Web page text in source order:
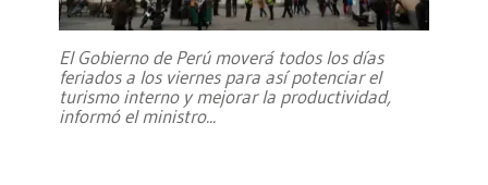
El Gobierno de Perú moverá todos los días
feriados a los viernes para así potenciar el
turismo interno y mejorar la productividad,
informó el ministro...